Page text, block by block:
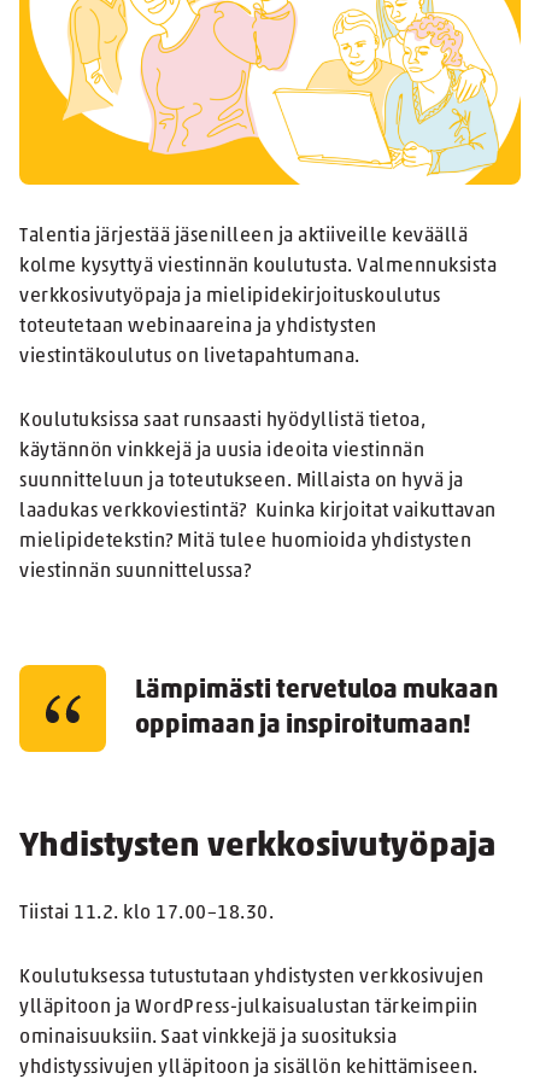
Talentia järjestää jäsenilleen ja aktiiveille keväällä
kolme kysyttyä viestinnän koulutusta. Valmennuksista
verkkosivutyöpaja ja mielipidekirjoituskoulutus
toteutetaan webinaareina ja yhdistysten
viestintäkoulutus on livetapahtumana.
Koulutuksissa saat runsaasti hyödyllistä tietoa,
käytännön vinkkejä ja uusia ideoita viestinnän
suunnitteluun ja toteutukseen. Millaista on hyvä ja
laadukas verkkoviestintä? Kuinka kirjoitat vaikuttavan
mielipidetekstin? Mitä tulee huomioida yhdistysten
viestinnän suunnittelussa?
Lämpimästi tervetuloa mukaan
oppimaan ja inspiroitumaan!
Yhdistysten verkkosivutyöpaja
Tiistai 11.2. klo 17.00–18.30.
Koulutuksessa tutustutaan yhdistysten verkkosivujen
ylläpitoon ja WordPress-julkaisualustan tärkeimpiin
ominaisuuksiin. Saat vinkkejä ja suosituksia
yhdistyssivujen ylläpitoon ja sisällön kehittämiseen.